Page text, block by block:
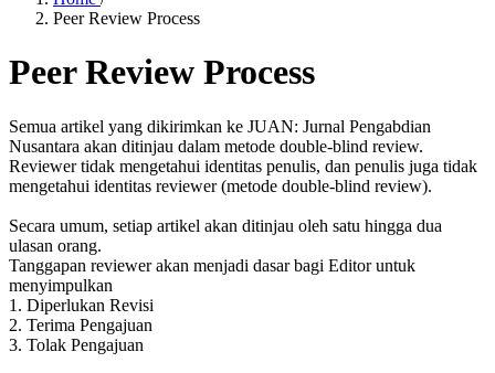
Peer Review Process
Peer Review Process
Semua artikel yang dikirimkan ke JUAN: Jurnal Pengabdian
Nusantara akan ditinjau dalam metode double-blind review.
Reviewer tidak mengetahui identitas penulis, dan penulis juga tidak
mengetahui identitas reviewer (metode double-blind review).
Secara umum, setiap artikel akan ditinjau oleh satu hingga dua
ulasan orang.
Tanggapan reviewer akan menjadi dasar bagi Editor untuk
menyimpulkan
1. Diperlukan Revisi
2. Terima Pengajuan
3. Tolak Pengajuan